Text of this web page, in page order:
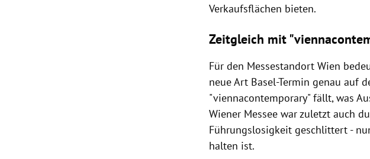
Verkaufsflächen bieten.
Zeitgleich mit
Für den Messestandort Wien
neue Art Basel-Termin genau auf
"viennacontemporary" fällt, was
Wiener Messee war zuletzt auch
Führungslosigkeit geschlittert -
halten ist.